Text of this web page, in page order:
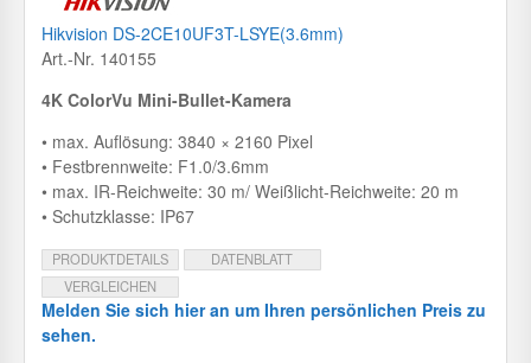
Hikvision DS-2CE10UF3T-LSYE(3.6mm)
Art.-Nr. 140155
4K ColorVu Mini-Bullet-Kamera
• max. Auflösung: 3840 × 2160 Pixel
• Festbrennweite: F1.0/3.6mm
• max. IR-Reichweite: 30 m/ Weißlicht-Reichweite: 20 m
• Schutzklasse: IP67
PRODUKTDETAILS
DATENBLATT
VERGLEICHEN
Melden Sie sich hier an um Ihren persönlichen Preis zu
sehen.